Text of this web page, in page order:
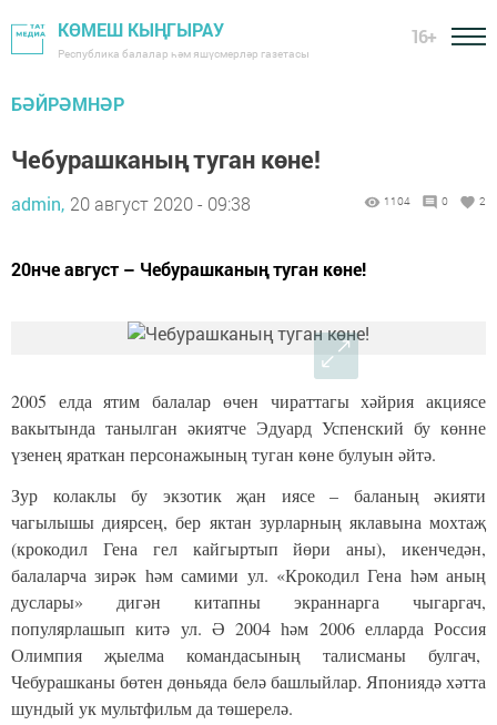
КӨМЕШ КЫҢГЫРАУ
Республика балалар һәм яшүсмерләр газетасы
16+
БӘЙРӘМНӘР
Чебурашканың туган көне!
admin, 20 август 2020 - 09:38 1104 0 2
20нче август – Чебурашканың туган көне!
2005 елда ятим балалар өчен чираттагы хәйрия акциясе
вакытында танылган әкиятче Эдуард Успенский бу көнне
үзенең яраткан персонажының туган көне булуын әйтә.
Зур колаклы бу экзотик җан иясе – баланың әкияти
чагылышы диярсең, бер яктан зурларның яклавына мохтаҗ
(крокодил Гена гел кайгыртып йөри аны), икенчедән,
балаларча зирәк һәм самими ул. «Крокодил Гена һәм аның
дуслары» дигән китапныэкраннарга чыгаргач,
популярлашып китә ул. Ә 2004 һәм 2006 елларда Россия
Олимпия җыелма командасының талисманы булгач,
Чебурашканы бөтен дөньяда белә башлыйлар. Япониядә хәтта
шундый ук мультфильм да төшерелә.